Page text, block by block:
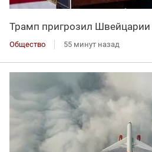
Трамп пригрозил Швейцарии
Общество 55 минут назад